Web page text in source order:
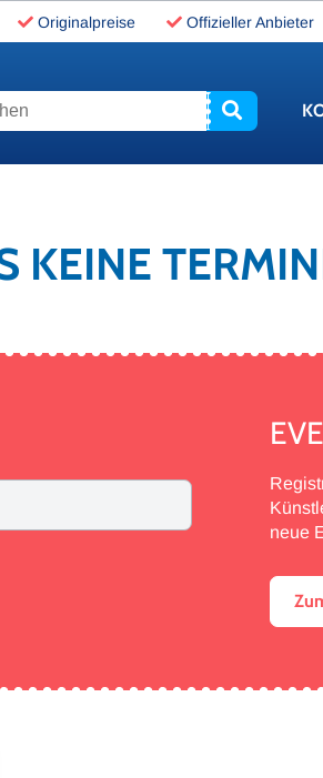
Originalpreise Offizieller Anbieter
KEINE
neue